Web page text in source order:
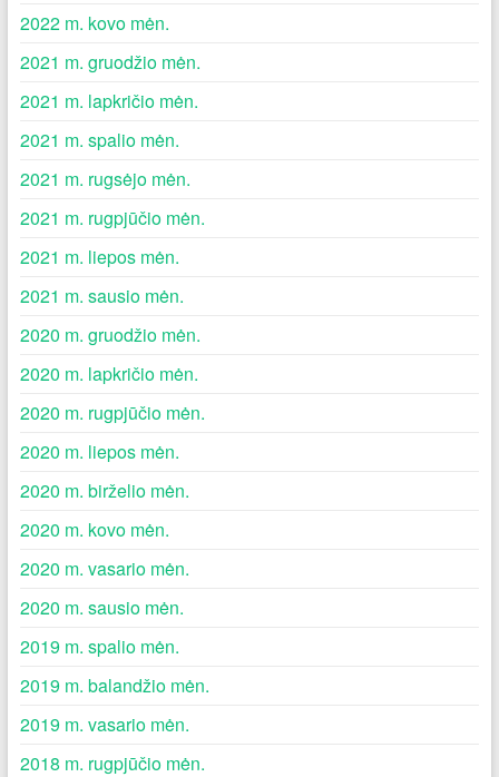
2022 m. kovo mėn.
2021 m. gruodžio mėn.
2021 m. lapkričio mėn.
2021 m. spalio mėn.
2021 m. rugsėjo mėn.
2021 m. rugpjūčio mėn.
2021 m. liepos mėn.
2021 m. sausio mėn.
2020 m. gruodžio mėn.
2020 m. lapkričio mėn.
2020 m. rugpjūčio mėn.
2020 m. liepos mėn.
2020 m. birželio mėn.
2020 m. kovo mėn.
2020 m. vasario mėn.
2020 m. sausio mėn.
2019 m. spalio mėn.
2019 m. balandžio mėn.
2019 m. vasario mėn.
2018 m. rugpjūčio mėn.